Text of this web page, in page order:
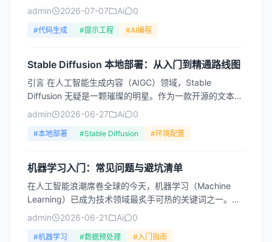
无论是初学者刚刚踏入编程世界，还是资深工程师寻求效
admin 2026-07-07 Ai 0
#代码生成 #提示工程 #AI编程
Stable Diffusion 本地部署：从入门到精通路线图
引言 在人工智能生成内容（AIGC）领域，Stable
Diffusion 无疑是一颗璀璨的明星。作为一款开源的文本到
图像生成模型，它让普通用户也能通过简单的描...
admin 2026-06-27 Ai 0
#本地部署 #Stable Diffusion #环境配置
机器学习入门：常见问题与避坑清单
在人工智能浪潮席卷全球的今天，机器学习（Machine
Learning）已成为技术领域最炙手可热的关键词之一。无
论是刚踏入计算机科学领域的学生，还是希望转型的...
admin 2026-06-21 Ai 0
#机器学习 #数据预处理 #入门指南